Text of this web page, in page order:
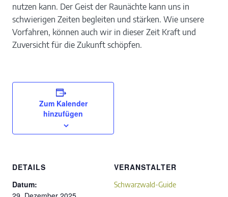
nutzen kann. Der Geist der Raunächte kann uns in
schwierigen Zeiten begleiten und stärken. Wie unsere
Vorfahren, können auch wir in dieser Zeit Kraft und
Zuversicht für die Zukunft schöpfen.
Zum Kalender
hinzufügen
DETAILS
Datum:
VERANSTALTER
Schwarzwald-Guide